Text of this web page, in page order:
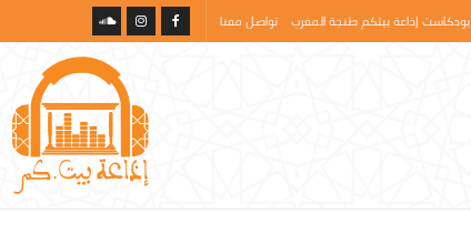
بودكاست إذاعة بيتكم طنجة المغرب تواصل معنا